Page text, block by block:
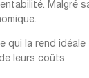
Malgré
qui la rend idéale
leurs coûts